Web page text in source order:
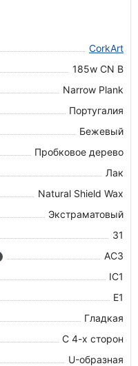
CorkArt
185w CN B
Narrow Plank
Португалия
Бежевый
Пробковое дерево
Лак
Natural Shield Wax
Экстраматовый
31
AC3
IC1
E1
Гладкая
С 4-х сторон
U-образная